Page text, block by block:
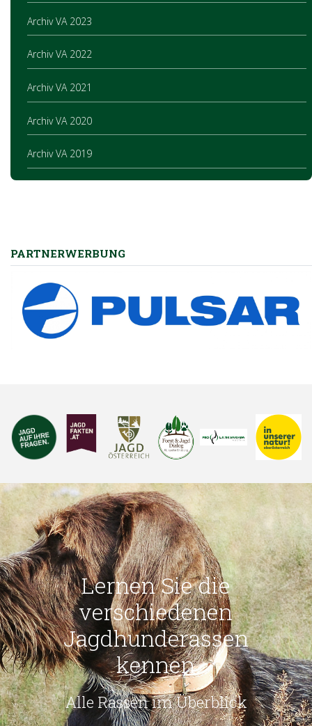
Archiv VA 2023
Archiv VA 2022
Archiv VA 2021
Archiv VA 2020
Archiv VA 2019
PARTNERWERBUNG
Lernen Sie die
verschiedenen
Jagdhunderassen
kennen
Alle Rassen im Überblick